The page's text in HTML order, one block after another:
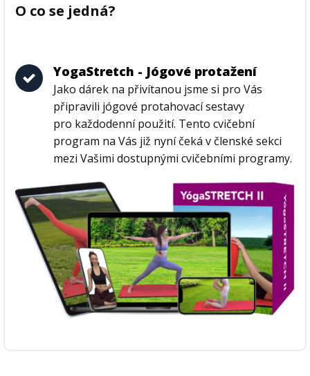
O co se jedná?
YogaStretch - Jógové protažení
Jako dárek na přivítanou jsme si pro Vás
připravili jógové protahovací sestavy
pro každodenní použití. Tento cvičební
program na Vás již nyní čeká v členské sekci
mezi Vašimi dostupnými cvičebními programy.